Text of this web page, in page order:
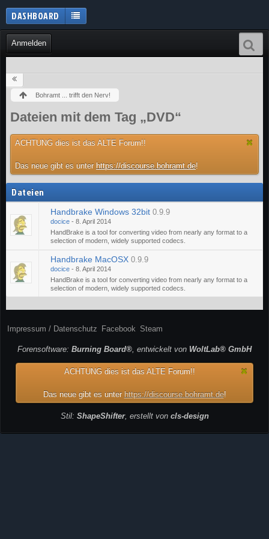
Anmelden
DASHBOARD
Bohramt ... trifft den Nerv!
Dateien mit dem Tag „DVD“
ACHTUNG dies ist das ALTE Forum!!
Das neue gibt es unter https://discourse.bohramt.de!
Dateien
Handbrake Windows 32bit 0.9.9
docice - 8. April 2014
HandBrake is a tool for converting video from nearly any format to a
selection of modern, widely supported codecs.
Handbrake MacOSX 0.9.9
docice - 8. April 2014
HandBrake is a tool for converting video from nearly any format to a
selection of modern, widely supported codecs.
Impressum / Datenschutz Facebook Steam
Forensoftware: Burning Board®, entwickelt von WoltLab® GmbH
ACHTUNG dies ist das ALTE Forum!!
Das neue gibt es unter https://discourse.bohramt.de!
Stil: ShapeShifter, erstellt von cls-design